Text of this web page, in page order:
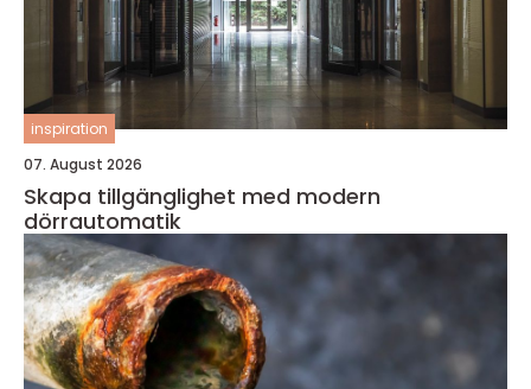
inspiration
07. August 2026
Skapa tillgänglighet med modern
dörrautomatik